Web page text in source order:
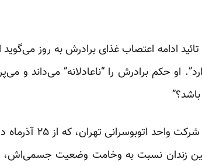
ادامه اعتصاب غذای برادرش به روز می‌گوید
حکم برادرش را “ناعادلانه” می‌داند و
رضا شهابی کارگر زندانی و
زندان نسبت به وخامت وضعیت